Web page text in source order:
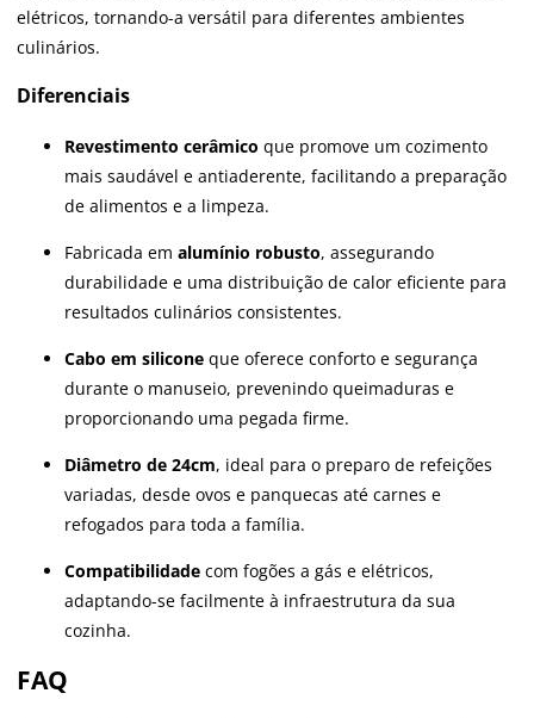
elétricos, tornando-a versátil para diferentes ambientes
culinários.
Diferenciais
Revestimento cerâmico que promove um cozimento
mais saudável e antiaderente, facilitando a preparação
de alimentos e a limpeza.
Fabricada em alumínio robusto, assegurando
durabilidade e uma distribuição de calor eficiente para
resultados culinários consistentes.
Cabo em silicone que oferece conforto e segurança
durante o manuseio, prevenindo queimaduras e
proporcionando uma pegada firme.
Diâmetro de 24cm, ideal para o preparo de refeições
variadas, desde ovos e panquecas até carnes e
refogados para toda a família.
Compatibilidade com fogões a gás e elétricos,
adaptando-se facilmente à infraestrutura da sua
cozinha.
FAQ